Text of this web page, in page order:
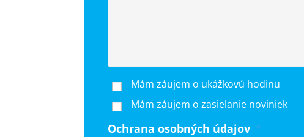
Mám záujem o ukážkovú hodinu
Mám záujem o zasielanie noviniek
Ochrana osobných údajov *